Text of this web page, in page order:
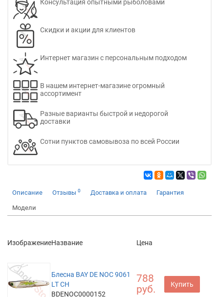
Консультация опытными рыболовами
Скидки и акции для клиентов
Интернет магазин с персональным подходом
В нашем интернет-магазине огромный
ассортимент
Разные варианты быстрой и недорогой
доставки
Сотни пунктов самовывоза по всей России
Описание Отзывы 0 Доставка и оплата Гарантия
Модели
ИзображениеНазвание Цена
Блесна BAY DE NOC 9061
LT CH
BDENOC0000152
788
руб.
Купить